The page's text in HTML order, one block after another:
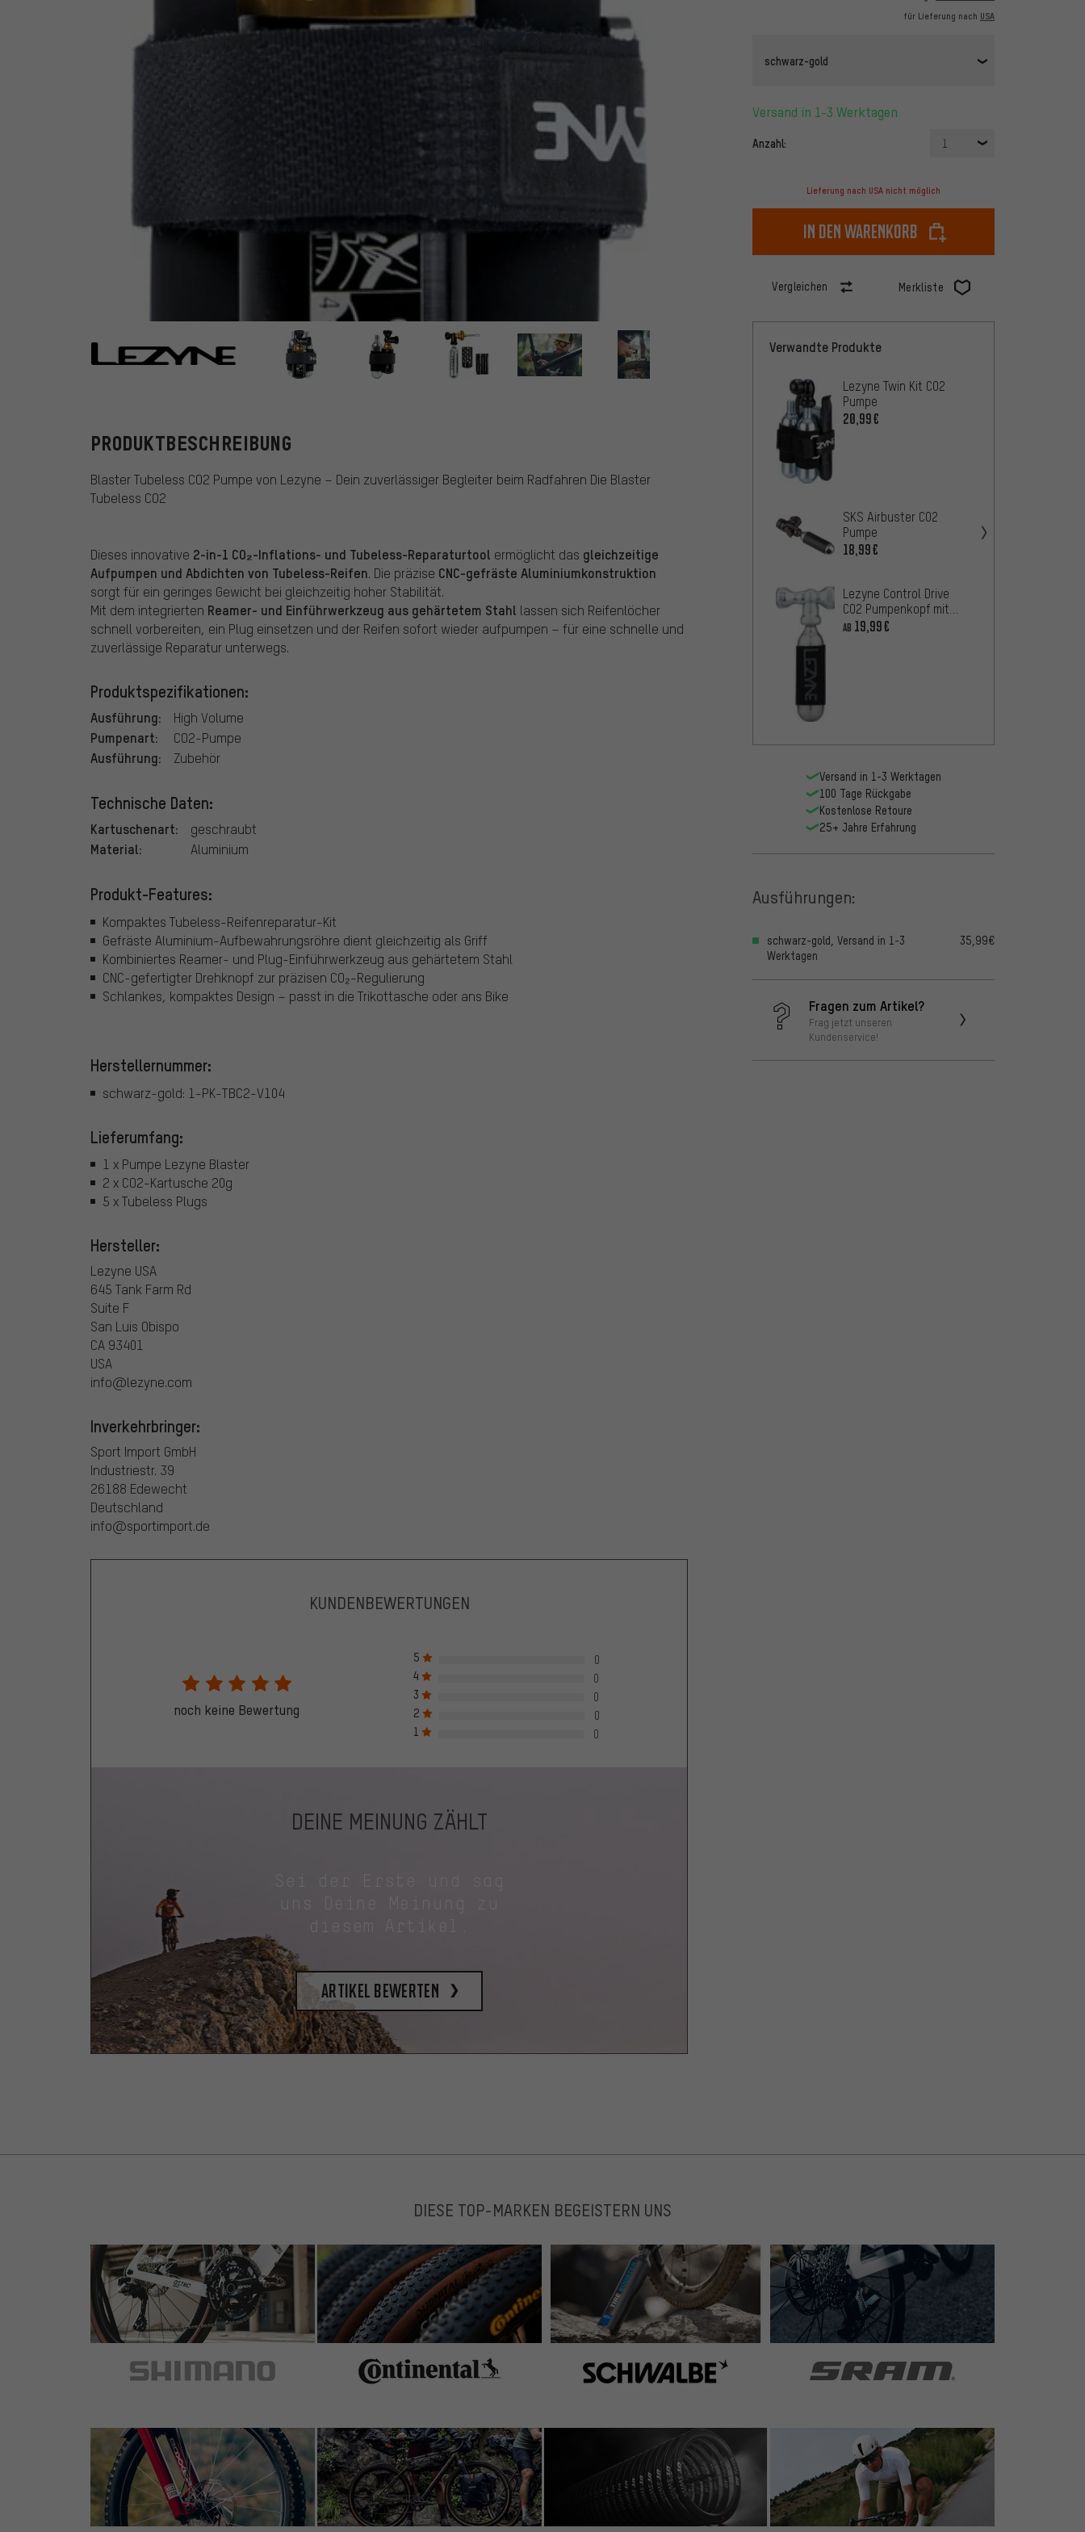
für Lieferung nach USA
schwarz-gold
Versand in 1-3 Werktagen
Anzahl: 1
Lieferung nach USA nicht möglich
In den Warenkorb
Vergleichen Merkliste
Lezyne
PRODUKTBESCHREIBUNG
Blaster Tubeless CO2 Pumpe von Lezyne – Dein zuverlässiger Begleiter beim Radfahren Die Blaster
Tubeless CO2
Dieses innovative 2-in-1 CO₂-Inflations- und Tubeless-Reparaturtool ermöglicht das gleichzeitige
Aufpumpen und Abdichten von Tubeless-Reifen. Die präzise CNC-gefräste Aluminiumkonstruktion
sorgt für ein geringes Gewicht bei gleichzeitig hoher Stabilität.
Mit dem integrierten Reamer- und Einführwerkzeug aus gehärtetem Stahl lassen sich Reifenlöcher
schnell vorbereiten, ein Plug einsetzen und der Reifen sofort wieder aufpumpen – für eine schnelle und
zuverlässige Reparatur unterwegs.
Produktspezifikationen:
Ausführung: High Volume
Pumpenart: CO2-Pumpe
Ausführung: Zubehör
Technische Daten:
Kartuschenart: geschraubt
Material: Aluminium
Produkt-Features:
Kompaktes Tubeless-Reifenreparatur-Kit
Gefräste Aluminium-Aufbewahrungsröhre dient gleichzeitig als Griff
Kombiniertes Reamer- und Plug-Einführwerkzeug aus gehärtetem Stahl
CNC-gefertigter Drehknopf zur präzisen CO₂-Regulierung
Schlankes, kompaktes Design – passt in die Trikottasche oder ans Bike
Herstellernummer:
schwarz-gold: 1-PK-TBC2-V104
Lieferumfang:
1 x Pumpe Lezyne Blaster
2 x CO2-Kartusche 20g
5 x Tubeless Plugs
Hersteller:
Lezyne USA
645 Tank Farm Rd
Suite F
San Luis Obispo
CA 93401
USA
info@lezyne.com
Inverkehrbringer:
Sport Import GmbH
Industriestr. 39
26188 Edewecht
Deutschland
info@sportimport.de
Verwandte Produkte
Lezyne Twin Kit CO2
Pumpe
20,99€
SKS Airbuster CO2
Pumpe
18,99€
Lezyne Control Drive
CO2 Pumpenkopf mit
CO2 Kartusche 16 g
AB 19,99€
Versand in 1-3 Werktagen
100 Tage Rückgabe
Kostenlose Retoure
25+ Jahre Erfahrung
Ausführungen:
schwarz-gold, Versand in 1-3
Werktagen
35,99€
Fragen zum Artikel?
Frag jetzt unseren
Kundenservice!
KUNDENBEWERTUNGEN
noch keine Bewertung
5
0
4
0
3
0
2
0
1
0
DEINE MEINUNG ZÄHLT
diesem Artikel.
Artikel bewerten
DIESE TOP-MARKEN BEGEISTERN UNS